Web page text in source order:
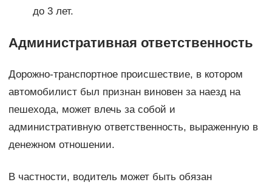
до 3 лет.
Административная ответственность
Дорожно-транспортное происшествие, в котором
автомобилист был признан виновен за наезд на
пешехода, может влечь за собой и
административную ответственность, выраженную в
денежном отношении.
В частности, водитель может быть обязан